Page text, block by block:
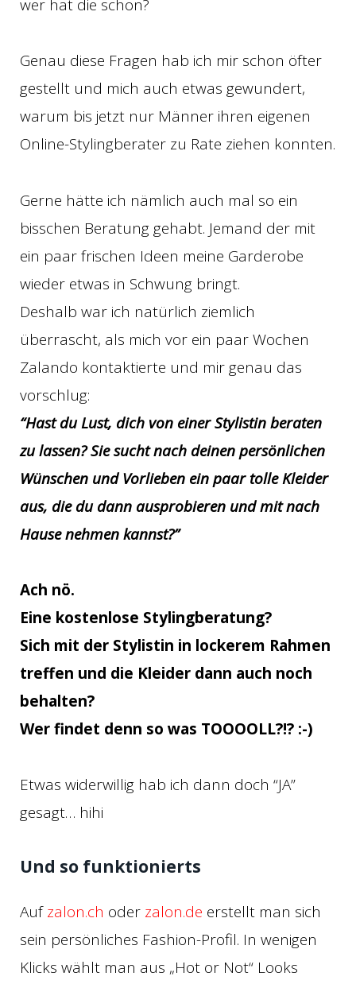
wer hat die schon?
Genau diese Fragen hab ich mir schon öfter
gestellt und mich auch etwas gewundert,
warum bis jetzt nur Männer ihren eigenen
Online-Stylingberater zu Rate ziehen konnten.
Gerne hätte ich nämlich auch mal so ein
bisschen Beratung gehabt. Jemand der mit
ein paar frischen Ideen meine Garderobe
wieder etwas in Schwung bringt.
Deshalb war ich natürlich ziemlich
überrascht, als mich vor ein paar Wochen
Zalando kontaktierte und mir genau das
vorschlug:
“Hast du Lust, dich von einer Stylistin beraten
zu lassen? Sie sucht nach deinen persönlichen
Wünschen und Vorlieben ein paar tolle Kleider
aus, die du dann ausprobieren und mit nach
Hause nehmen kannst?”
Ach nö.
Eine kostenlose Stylingberatung?
Sich mit der Stylistin in lockerem Rahmen
treffen und die Kleider dann auch noch
behalten?
Wer findet denn so was TOOOOLL?!? :-)
Etwas widerwillig hab ich dann doch “JA”
gesagt… hihi
Und so funktionierts
Aufzalon.ch oder zalon.de erstellt man sich
sein persönliches Fashion-Profil. In wenigen
Klicks wählt man aus „Hot or Not“ Looks